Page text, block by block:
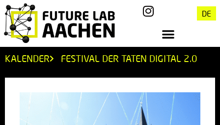
DE
KALENDER FESTIVAL DER TATEN DIGITAL 2.0